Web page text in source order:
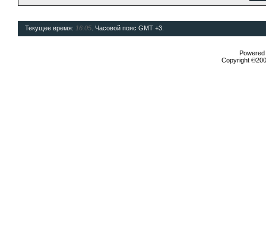
Текущее время: 16:05 . Часовой пояс GMT +3.
Copyright